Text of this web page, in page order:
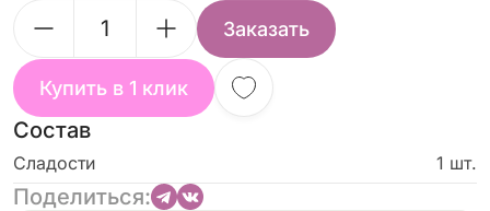
Заказать
Купить в 1 клик
Состав
Сладости 1 шт.
Поделиться: